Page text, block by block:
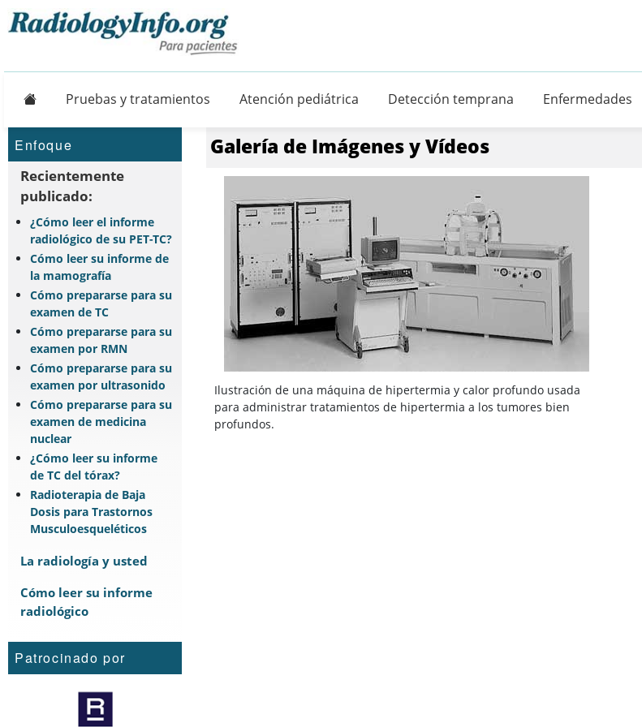
Pruebas y tratamientos Atención pediátrica Detección temprana Enfermedades
Enfoque
Recientemente
publicado:
¿Cómo leer el informe
radiológico de su PET-TC?
Cómo leer su informe de
la mamografía
Cómo prepararse para su
examen de TC
Cómo prepararse para su
examen por RMN
Cómo prepararse para su
examen por ultrasonido
Cómo prepararse para su
examen de medicina
nuclear
¿Cómo leer su informe
de TC del tórax?
Radioterapia de Baja
Dosis para Trastornos
Musculoesqueléticos
La radiología y usted
Cómo leer su informe
radiológico
Patrocinado por
Galería de Imágenes y Vídeos
Ilustración de una máquina de hipertermia y calor profundo usada
para administrar tratamientos de hipertermia a los tumores bien
profundos.